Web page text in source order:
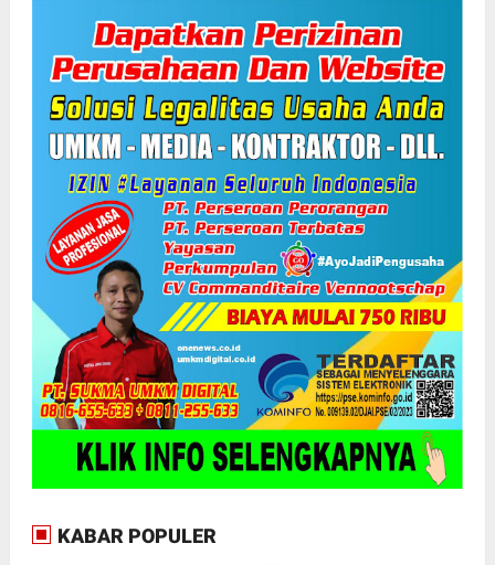
KABAR POPULER